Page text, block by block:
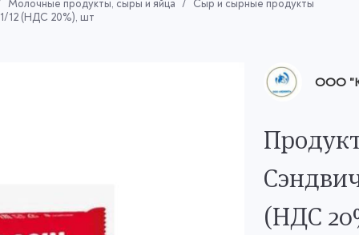
Молочные продукты, сыры и яйца
Сыр и сырные продукты
12 (НДС 20%), шт
ООО
(НДС